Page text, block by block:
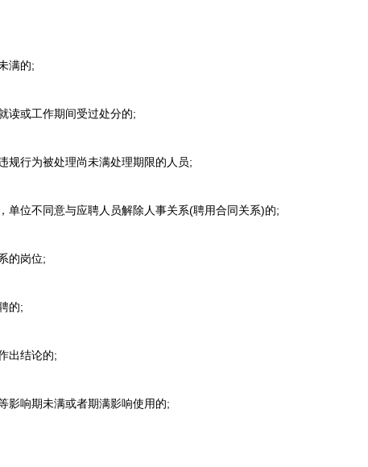
满的;
或工作期间受过处分的;
行为被处理尚未满处理期限的人员;
位不同意与应聘人员解除人事关系(聘用合同关系)的;
的岗位;
的;
出结论的;
响期未满或者期满影响使用的;